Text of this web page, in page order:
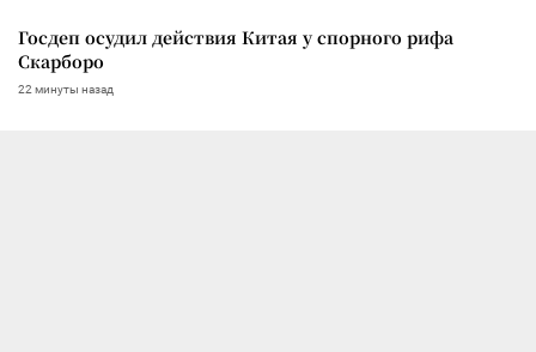
Госдеп осудил действия Китая у спорного рифа
Скарборо
22 минуты назад